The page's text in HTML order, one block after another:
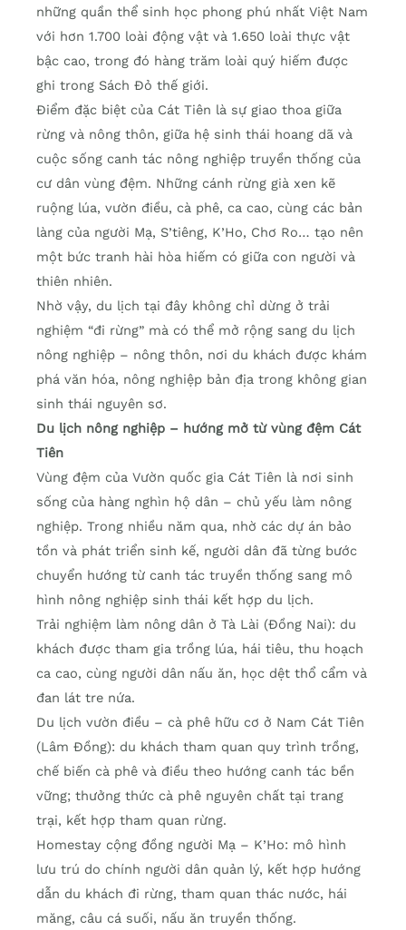
những quần thể sinh học phong phú nhất Việt Nam
với hơn 1.700 loài động vật và 1.650 loài thực vật
bậc cao, trong đó hàng trăm loài quý hiếm được
ghi trong Sách Đỏ thế giới.
Điểm đặc biệt của Cát Tiên là sự giao thoa giữa
rừng và nông thôn, giữa hệ sinh thái hoang dã và
cuộc sống canh tác nông nghiệp truyền thống của
cư dân vùng đệm. Những cánh rừng già xen kẽ
ruộng lúa, vườn điều, cà phê, ca cao, cùng các bản
làng của người Mạ, S’tiêng, K’Ho, Chơ Ro… tạo nên
một bức tranh hài hòa hiếm có giữa con người và
thiên nhiên.
Nhờ vậy, du lịch tại đây không chỉ dừng ở trải
nghiệm “đi rừng” mà có thể mở rộng sang du lịch
nông nghiệp – nông thôn, nơi du khách được khám
phá văn hóa, nông nghiệp bản địa trong không gian
sinh thái nguyên sơ.
Du lịch nông nghiệp – hướng mở từ vùng đệm Cát
Tiên
Vùng đệm của Vườn quốc gia Cát Tiên là nơi sinh
sống của hàng nghìn hộ dân – chủ yếu làm nông
nghiệp. Trong nhiều năm qua, nhờ các dự án bảo
tồn và phát triển sinh kế, người dân đã từng bước
chuyển hướng từ canh tác truyền thống sang mô
hình nông nghiệp sinh thái kết hợp du lịch.
Trải nghiệm làm nông dân ở Tà Lài (Đồng Nai): du
khách được tham gia trồng lúa, hái tiêu, thu hoạch
ca cao, cùng người dân nấu ăn, học dệt thổ cẩm và
đan lát tre nứa.
Du lịch vườn điều – cà phê hữu cơ ở Nam Cát Tiên
(Lâm Đồng): du khách tham quan quy trình trồng,
chế biến cà phê và điều theo hướng canh tác bền
vững; thưởng thức cà phê nguyên chất tại trang
trại, kết hợp tham quan rừng.
Homestay cộng đồng người Mạ – K’Ho: mô hình
lưu trú do chính người dân quản lý, kết hợp hướng
dẫn du khách đi rừng, tham quan thác nước, hái
măng, câu cá suối, nấu ăn truyền thống.